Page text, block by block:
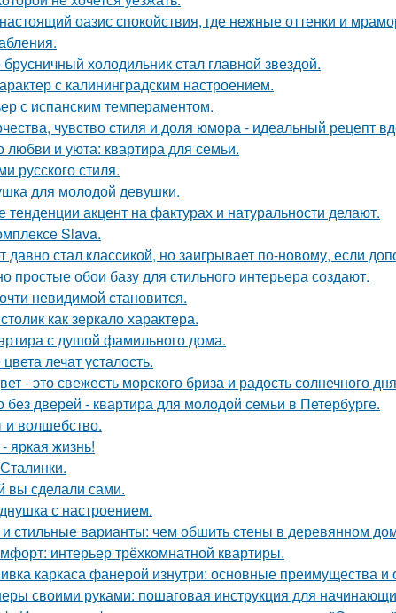
оазис спокойствия, где нежные оттенки и
брусничный холодильник стал главной звездой.
с калининградским настроением.
с испанским темпераментом.
чувство стиля и доля юмора - идеальный рецепт
любви и уюта: квартира для семьи.
русского стиля.
для молодой девушки.
акцент на фактурах и натуральности делают.
Slava.
стал классикой, но заигрывает по-новому, если
простые обои базу для стильного интерьера создают.
невидимой становится.
как зеркало характера.
с душой фамильного дома.
лечат усталость.
- это свежесть морского бриза и радость солнечного
без дверей - квартира для молодой семьи в Петербурге.
и волшебство.
яркая жизнь!
вы сделали сами.
с настроением.
стильные варианты: чем обшить стены в деревянном
интерьер трёхкомнатной квартиры.
каркаса фанерой изнутри: основные преимущества и
своими руками: пошаговая инструкция для